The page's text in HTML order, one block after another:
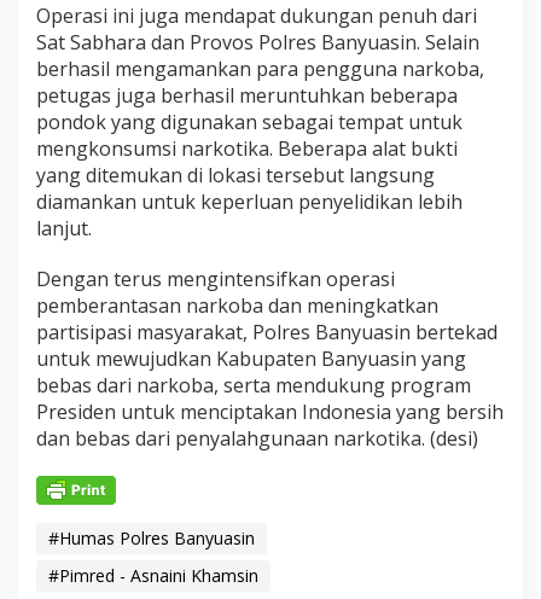
Operasi ini juga mendapat dukungan penuh dari
Sat Sabhara dan Provos Polres Banyuasin. Selain
berhasil mengamankan para pengguna narkoba,
petugas juga berhasil meruntuhkan beberapa
pondok yang digunakan sebagai tempat untuk
mengkonsumsi narkotika. Beberapa alat bukti
yang ditemukan di lokasi tersebut langsung
diamankan untuk keperluan penyelidikan lebih
lanjut.
Dengan terus mengintensifkan operasi
pemberantasan narkoba dan meningkatkan
partisipasi masyarakat, Polres Banyuasin bertekad
untuk mewujudkan Kabupaten Banyuasin yang
bebas dari narkoba, serta mendukung program
Presiden untuk menciptakan Indonesia yang bersih
dan bebas dari penyalahgunaan narkotika. (desi)
#Humas Polres Banyuasin
#Pimred - Asnaini Khamsin